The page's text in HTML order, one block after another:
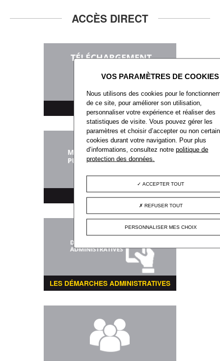
ACCÈS DIRECT
TÉLÉCHARGEMENT
MARCHÉS PUBLICS
LES DÉMARCHES ADMINISTRATIVES
Nous utilisons des cookies pour le
de ce site, pour améliorer son utilisation,
personnaliser votre expérience et réaliser des
statistiques de visite. Vous pouvez gérer les
paramètres et choisir d’accepter ou non
cookies durant votre navigation. Pour plus
d’informations, consultez notrepolitique de
protection des données.
ACCEPTER TOUT
REFUSER TOUT
PERSONNALISER MES CHOIX